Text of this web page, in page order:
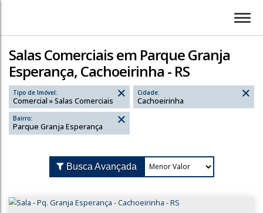
Salas Comerciais em Parque Granja
Esperança, Cachoeirinha - RS
Tipo de Imóvel:
Comercial » Salas Comerciais
Cidade:
Cachoeirinha
Bairro:
Busca Avançada